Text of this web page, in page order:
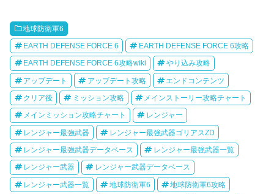
地球防衛軍6
EARTH DEFENSE FORCE 6 EARTH DEFENSE FORCE 6攻略
EARTH DEFENSE FORCE 6攻略wiki やり込み攻略
アップデート アップデート攻略 エンドコンテンツ
クリア後 ミッション攻略 メインストーリー攻略チャート
メインミッション攻略チャート レンジャー
レンジャー最強武器 レンジャー最強武器ゴリアスZD
レンジャー最強武器データベース レンジャー最強武器一覧
レンジャー武器 レンジャー武器データベース
レンジャー武器一覧 地球防衛軍6 地球防衛軍6攻略